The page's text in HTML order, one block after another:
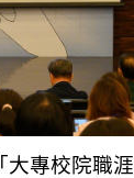
專校院職